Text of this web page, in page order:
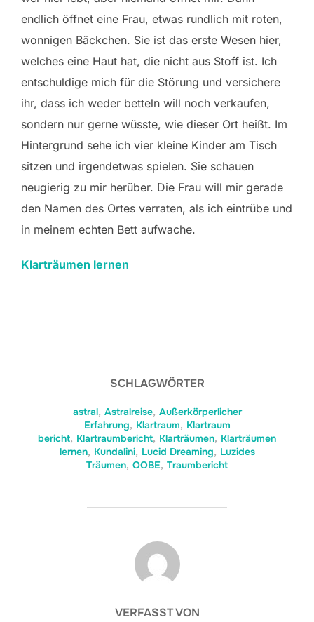
endlich öffnet eine Frau, etwas rundlich mit roten,
wonnigen Bäckchen. Sie ist das erste Wesen hier,
welches eine Haut hat, die nicht aus Stoff ist. Ich
entschuldige mich für die Störung und versichere
ihr, dass ich weder betteln will noch verkaufen,
sondern nur gerne wüsste, wie dieser Ort heißt. Im
Hintergrund sehe ich vier kleine Kinder am Tisch
sitzen und irgendetwas spielen. Sie schauen
neugierig zu mir herüber. Die Frau will mir gerade
den Namen des Ortes verraten, als ich eintrübe und
in meinem echten Bett aufwache.
Klarträumen lernen
SCHLAGWÖRTER
astral, Astralreise, Außerkörperlicher
Erfahrung, Klartraum, Klartraum
bericht, Klartraumbericht, Klarträumen, Klarträumen
lernen, Kundalini, Lucid Dreaming, Luzides
Träumen, OOBE, Traumbericht
BEITRAGSAUTOR
VERFASST VON